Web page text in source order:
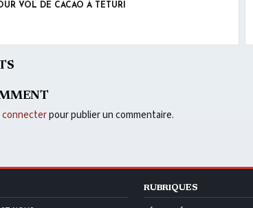
VOL DE CACAO À TETURI
connecterpour publier un commentaire.
RUBRIQUES